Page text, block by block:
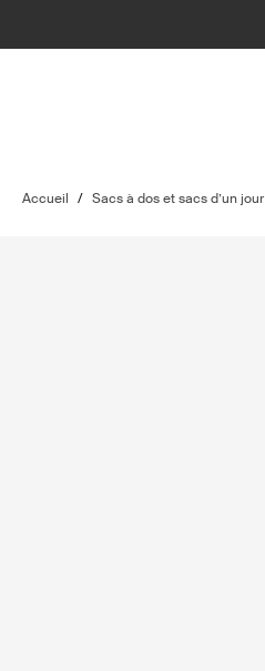
Accueil / Sacs à dos et sacs d’un jour